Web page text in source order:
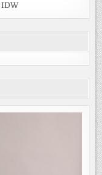
IDW